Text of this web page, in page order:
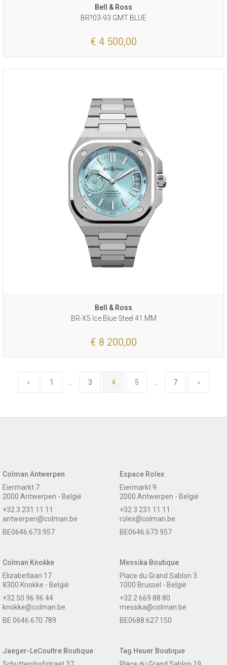
Bell & Ross
BR?03-93 GMT BLUE
€ 4 500,00
Bell & Ross
BR-X5 Ice Blue Steel 41 MM
€ 8 200,00
« 1 3 4 5 7 »
Colman Antwerpen
Eiermarkt 7
2000 Antwerpen - België
+32 3 231 11 11
antwerpen@colman.be
BE0646.673.957
Espace Rolex
Eiermarkt 9
2000 Antwerpen - België
+32 3 231 11 11
rolex@colman.be
BE0646.673.957
Colman Knokke
Elizabetlaan 17
8300 Knokke - België
+32 50 96 96 44
knokke@colman.be
BE 0646.670.789
Messika Boutique
Place du Grand Sablon 3
1000 Brussel - België
+32 2 669 88 80
messika@colman.be
BE0688.627.150
Jaeger-LeCoultre Boutique
Tag Heuer Boutique